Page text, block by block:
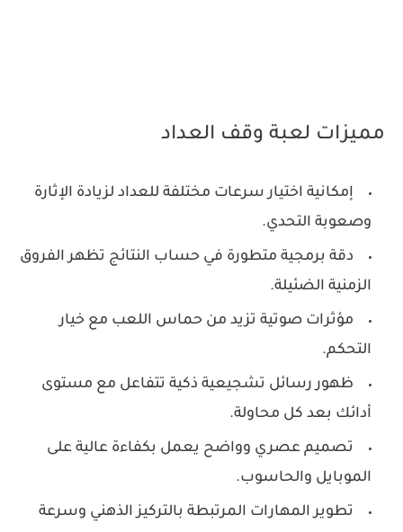
مميزات لعبة وقف العداد
إمكانية اختيار سرعات مختلفة للعداد لزيادة الإثارة
وصعوبة التحدي.
دقة برمجية متطورة في حساب النتائج تظهر الفروق
الزمنية الضئيلة.
مؤثرات صوتية تزيد من حماس اللعب مع خيار
التحكم.
ظهور رسائل تشجيعية ذكية تتفاعل مع مستوى
أدائك بعد كل محاولة.
تصميم عصري وواضح يعمل بكفاءة عالية على
الموبايل والحاسوب.
تطوير المهارات المرتبطة بالتركيز الذهني وسرعة